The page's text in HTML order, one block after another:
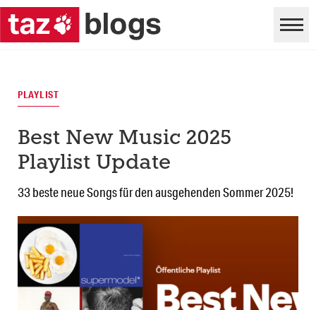
PLAYLIST
Best New Music 2025
Playlist Update
33 beste neue Songs für den ausgehenden Sommer 2025!